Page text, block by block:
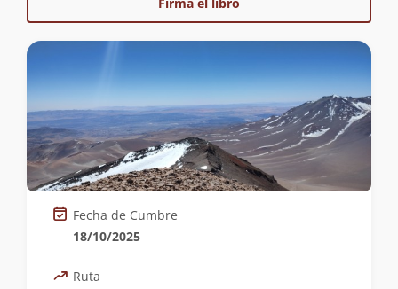
Fecha de Cumbre
18/10/2025
Ruta